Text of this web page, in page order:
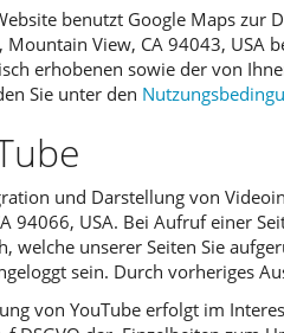
benutzt Google Maps zur
Mountain View, CA 94043, USA
erhobenen sowie der von
Sie unter den
und Darstellung von
94066, USA. Bei Aufruf einer
welche unserer Seiten Sie
sein. Durch vorheriges
von YouTube erfolgt im